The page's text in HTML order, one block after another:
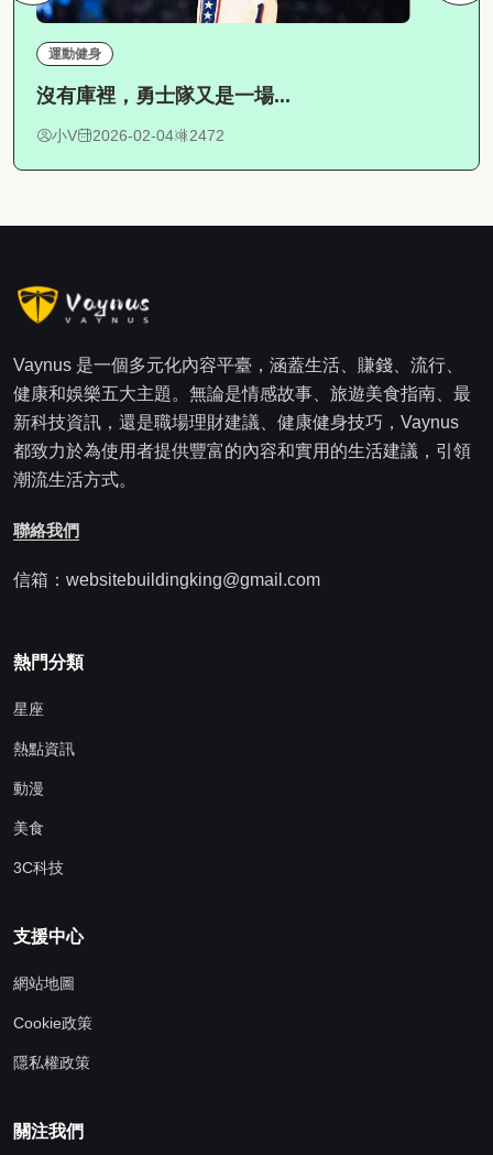
運動健身
沒有庫裡，勇士隊又是一場...
小V 2026-02-04 2472
Vaynus 是一個多元化內容平臺，涵蓋生活、賺錢、流行、
健康和娛樂五大主題。無論是情感故事、旅遊美食指南、最
新科技資訊，還是職場理財建議、健康健身技巧，Vaynus
都致力於為使用者提供豐富的內容和實用的生活建議，引領
潮流生活方式。
聯絡我們
信箱：websitebuildingking@gmail.com
熱門分類
星座
熱點資訊
動漫
美食
3C科技
支援中心
網站地圖
Cookie政策
隱私權政策
關注我們